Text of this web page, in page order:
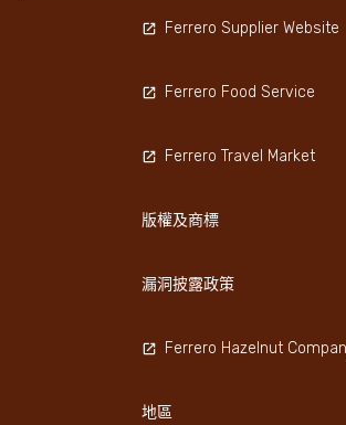
Ferrero Supplier Website
Ferrero Food Service
Ferrero Travel Market
版權及商標
漏洞披露政策
Ferrero Hazelnut
地區